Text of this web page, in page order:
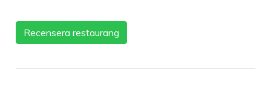
Recensera restaurang